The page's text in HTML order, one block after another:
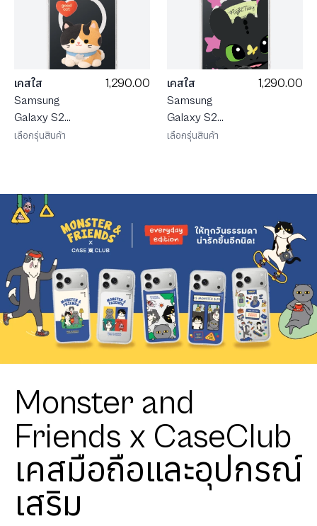
เคสใส
Samsung
Galaxy S26
Ultra
แมวสามสี
1,290.00
เลือกรุ่นสินค้า
เคสใส
Samsung
Galaxy S26
Ultra
1,290.00
เลือกรุ่นสินค้า
Monster and
Friends x CaseClub
เคสมือถือและอุปกรณ์
เสริม